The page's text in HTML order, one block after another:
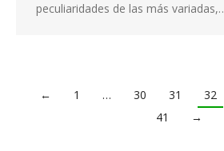
peculiaridades de las más
← 1 … 30 31 32
41
→